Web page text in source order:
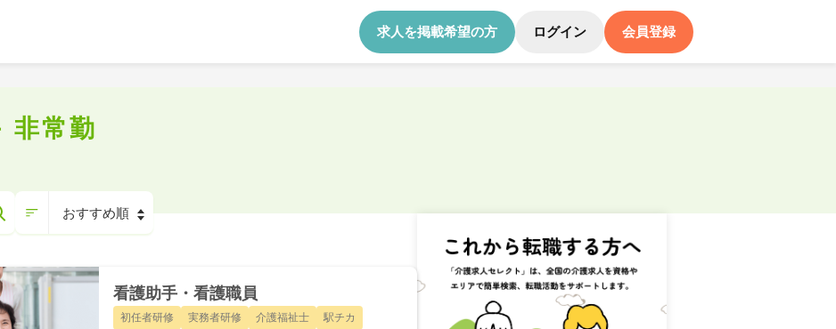
求人を掲載希望の方 ログイン 会員登録
非常勤
看護助手・看護職員
初任者研修 実務者研修 介護福祉士
駅チカ